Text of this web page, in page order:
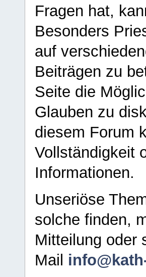
Fragen hat,
Besonders
auf
Beiträgen zu
Seite die
Glauben zu
diesem Forum
Vollständigkeit
Informationen.
Unseriöse
solche finden,
Mitteilung oder
Mail